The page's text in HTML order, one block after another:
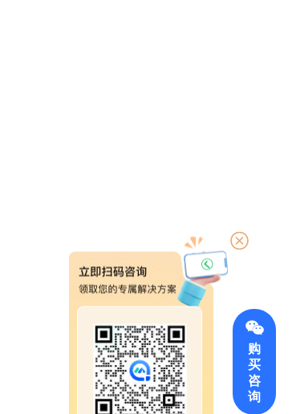
购
买
咨
询